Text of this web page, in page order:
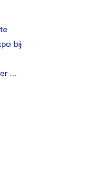
bij
...